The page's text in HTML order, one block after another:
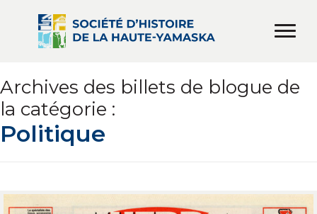
Archives des billets de blogue de
la catégorie :
Politique